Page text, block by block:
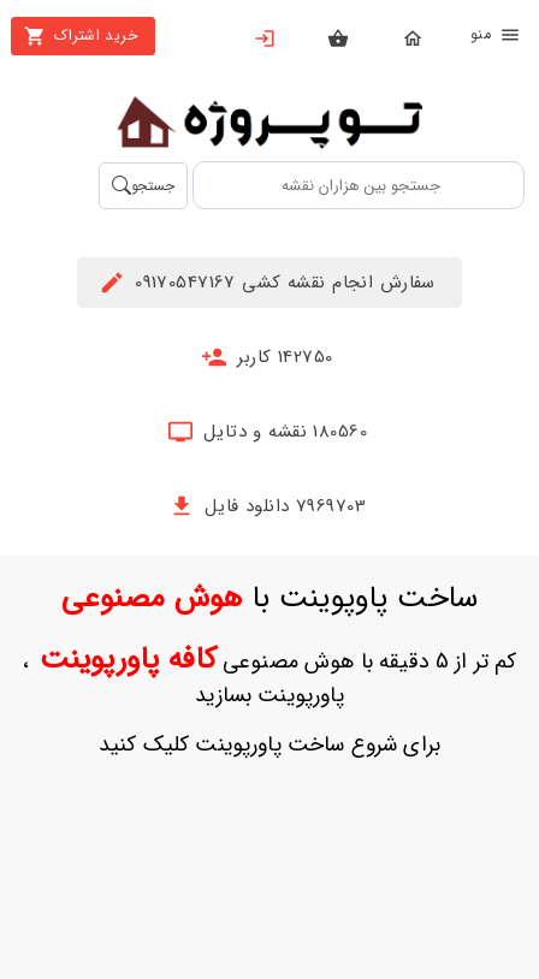
خرید اشتراک
بستن
محصولات
تهیه
اشتراک
حساب
ثبت
بازیابی
جستجو
سفارش انجام نقشه کشی 09170547167
142750 کاربر
180560 نقشه و دتایل
7969703 دانلود فایل
ساخت پاوپوینت باهوش مصنوعی
کم تر از 5 دقیقه با هوش مصنوعی کافه پاورپوینت ،
پاورپوینت بسازید
برای شروع ساخت پاورپوینت کلیک کنید